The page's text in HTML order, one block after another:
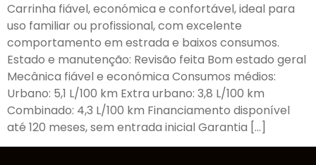
Carrinha fiável, económica e confortável, ideal para
uso familiar ou profissional, com excelente
comportamento em estrada e baixos consumos.
Estado e manutenção: Revisão feita Bom estado geral
Mecânica fiável e económica Consumos médios:
Urbano: 5,1 L/100 km Extra urbano: 3,8 L/100 km
Combinado: 4,3 L/100 km Financiamento disponível
até 120 meses, sem entrada inicial Garantia […]